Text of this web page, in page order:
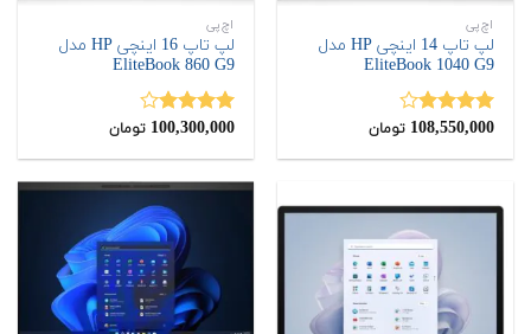
اچ‌پی
لپ تاپ 14 اینچی HP مدل
EliteBook 1040 G9
نمره
108,550,000 تومان
اچ‌پی
لپ تاپ 16 اینچی HP مدل
EliteBook 860 G9
نمره
100,300,000 تومان